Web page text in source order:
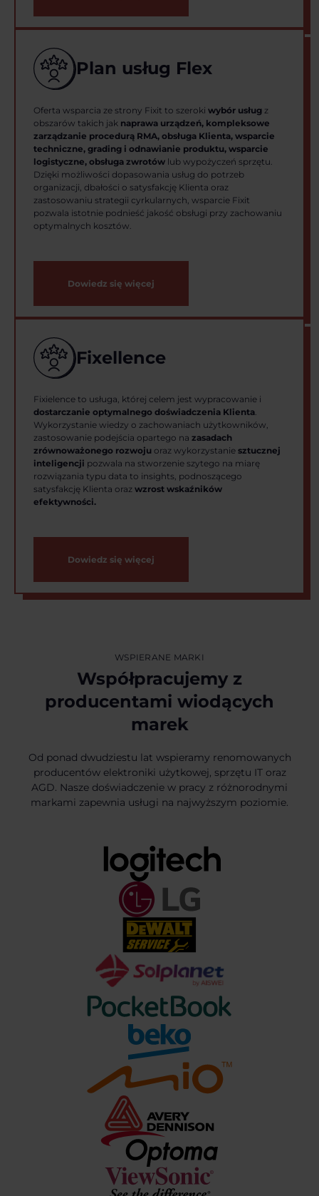
Plan usług Flex
Oferta wsparcia ze strony Fixit to szeroki wybór usług z
obszarów takich jak naprawa urządzeń, kompleksowe
zarządzanie procedurą RMA, obsługa Klienta, wsparcie
techniczne, grading i odnawianie produktu, wsparcie
logistyczne, obsługa zwrotów lub wypożyczeń sprzętu.
Dzięki możliwości dopasowania usług do potrzeb
organizacji, dbałości o satysfakcję Klienta oraz
zastosowaniu strategii cyrkularnych, wsparcie Fixit
pozwala istotnie podnieść jakość obsługi przy zachowaniu
optymalnych kosztów.
Dowiedz się więcej
Fixellence
Fixielence to usługa, której celem jest wypracowanie i
dostarczanie optymalnego doświadczenia Klienta.
Wykorzystanie wiedzy o zachowaniach użytkowników,
zastosowanie podejścia opartego na zasadach
zrównoważonego rozwoju oraz wykorzystanie sztucznej
inteligencji pozwala na stworzenie szytego na miarę
rozwiązania typu data to insights, podnoszącego
satysfakcję Klienta oraz wzrost wskaźników
efektywności.
Dowiedz się więcej
WSPIERANE MARKI
Współpracujemy z
producentami wiodących
marek
Od ponad dwudziestu lat wspieramy renomowanych
producentów elektroniki użytkowej, sprzętu IT oraz
AGD. Nasze doświadczenie w pracy z różnorodnymi
markami zapewnia usługi na najwyższym poziomie.